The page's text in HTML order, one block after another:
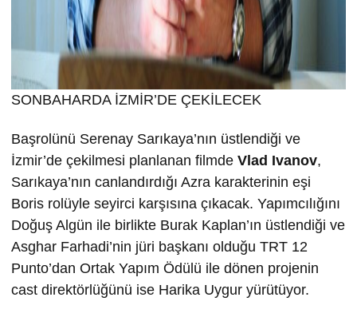
SONBAHARDA İZMİR’DE ÇEKİLECEK
Başrolünü Serenay Sarıkaya’nın üstlendiği ve
İzmir’de çekilmesi planlanan filmde Vlad Ivanov,
Sarıkaya’nın canlandırdığı Azra karakterinin eşi
Boris rolüyle seyirci karşısına çıkacak. Yapımcılığını
Doğuş Algün ile birlikte Burak Kaplan’ın üstlendiği ve
Asghar Farhadi’nin jüri başkanı olduğu TRT 12
Punto’dan Ortak Yapım Ödülü ile dönen projenin
cast direktörlüğünü ise Harika Uygur yürütüyor.